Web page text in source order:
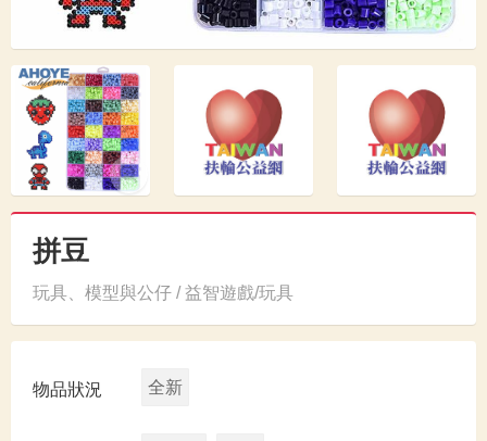
拼豆
玩具、模型與公仔 / 益智遊戲/玩具
物品狀況 全新